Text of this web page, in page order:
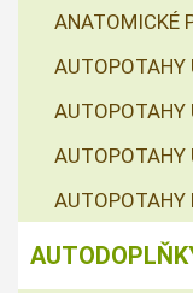
ANATOMICKÉ
AUTOPOTAHY